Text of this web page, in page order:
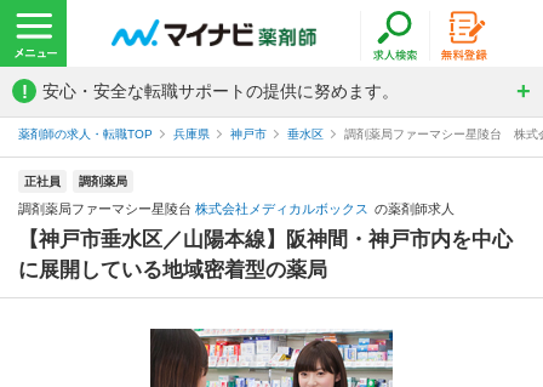
! 安心・安全な転職サポートの提供に努めます。
薬剤師の求人・転職TOP 兵庫県 神戸市 垂水区 調剤薬局ファーマシー星陵台 株式
正社員 調剤薬局
調剤薬局ファーマシー星陵台 株式会社メディカルボックス の薬剤師求人
【神戸市垂水区／山陽本線】阪神間・神戸市内を中心
に展開している地域密着型の薬局